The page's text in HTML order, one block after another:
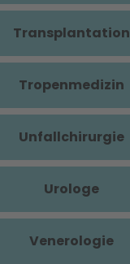
Transplantation
Tropenmedizin
Unfallchirurgie
Urologe
Venerologie